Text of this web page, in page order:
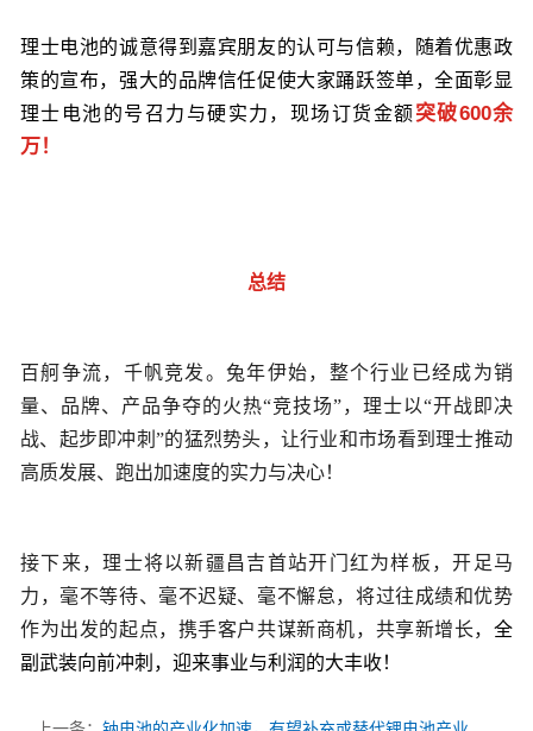
理士电池的诚意得到嘉宾朋友的认可与信赖，随着优惠政
策的宣布，强大的品牌信任促使大家踊跃签单，全面彰显
理士电池的号召力与硬实力，现场订货金额 突破600余
万！
总结
百舸争流，千帆竞发。兔年伊始，整个行业已经成为销
量、品牌、产品争夺的火热“竞技场”，理士以“开战即决
战、起步即冲刺”的猛烈势头，让行业和市场看到理士推动
高质发展、跑出加速度的实力与决心！
接下来，理士将以新疆昌吉首站开门红为样板，开足马
力，毫不等待、 毫不迟疑、 毫不懈怠，将过往成绩和优势
作为出发的起点，携手客户共谋新商机，共享新增长， 全
副武装向前冲刺，迎来事业与利润的大丰收！